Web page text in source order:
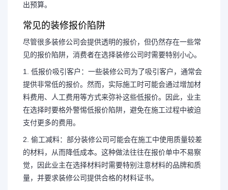
出预算。
常见的装修报价陷阱
尽管很多装修公司会提供透明的报价，但仍然存在一些常
见的报价陷阱，消费者在选择装修公司时需要特别小心。
1. 低报价吸引客户：一些装修公司为了吸引客户，通常会
提供非常低的报价。然而，实际施工时可能会通过增加材
料费用、人工费用等方式来弥补这些低报价。因此，业主
在选择时要格外警惕低报价陷阱，避免在施工过程中被迫
支付更多的费用。
2. 偷工减料：部分装修公司可能会在施工中使用质量较差
的材料，从而降低成本。这种做法往往在报价单中不易察
觉，因此业主在选择材料时需要特别注意材料的品牌和质
量，并要求装修公司提供合格的材料证书。